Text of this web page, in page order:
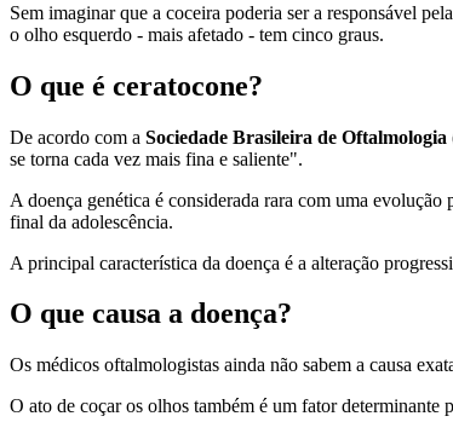
Sem imaginar que a coceira poderia ser a responsável
o olho esquerdo - mais afetado - tem cinco graus.
O que é ceratocone?
De acordo com a Sociedade Brasileira de Oftalmologia
se torna cada vez mais fina e saliente".
A doença genética é considerada rara com uma
final da adolescência.
A principal característica da doença é a alteração
O que causa a doença?
Os médicos oftalmologistas ainda não sabem a causa
O ato de coçar os olhos também é um fator determinante